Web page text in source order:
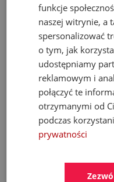
567,40 zł
810,57 zł
funkcje
naszej witrynie, a
spersonalizować
o tym, jak
udostępniamy
reklamowym i
połączyć te
otrzymanymi od
podczas
prywatności